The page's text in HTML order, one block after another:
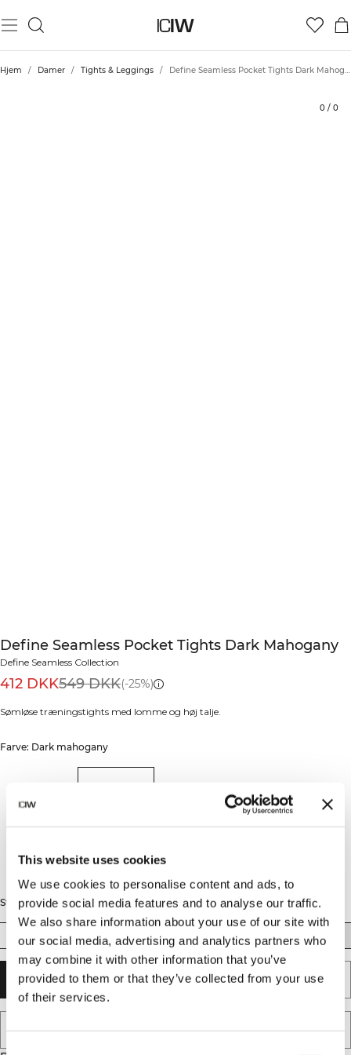
This website uses cookies
We use cookies to personalise content and ads, to
provide social media features and to analyse our traffic.
We also share information about your use of our site with
our social media, advertising and analytics partners who
may combine it with other information that you’ve
provided to them or that they’ve collected from your use
of their services.
Consent
Hjem / Damer / Tights & Leggings / Define Seamless Pocket Tights Dark Mahogany
0 / 0
Define Seamless Pocket Tights Dark Mahogany
Define Seamless Collection
412 DKK549 DKK(-25%)
Sømløse træningstights med lomme og høj talje.
Farve: Dark mahogany
Størrelse
M XL
TILFØJ TIL KURV
TILFØJ TIL ØNSKESKYEN